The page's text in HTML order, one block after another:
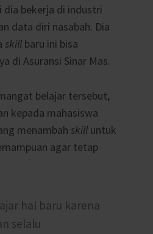
bekerja di industri
data diri nasabah. Dia
skill baru ini bisa
di Asuransi Sinar Mas.
belajar tersebut,
kepada mahasiswa
menambah skill untuk
agar tetap
hal baru karena
selalu